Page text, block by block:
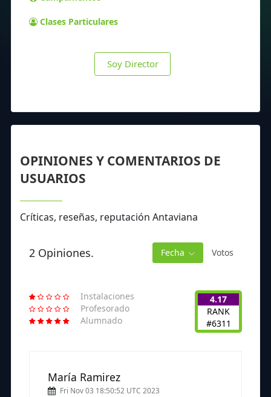
Clases Particulares
Soy Director
OPINIONES Y COMENTARIOS DE
USUARIOS
Críticas, reseñas, reputación Antaviana
2 Opiniones. Fecha Votos
Instalaciones
Profesorado
Alumnado
4.17
RANK
#6311
María Ramirez
Fri Nov 03 18:50:52 UTC 2023